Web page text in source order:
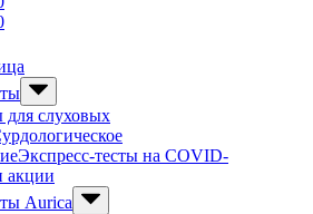
для слуховых
Экспресс-тесты на COVID-
акции
Aurica